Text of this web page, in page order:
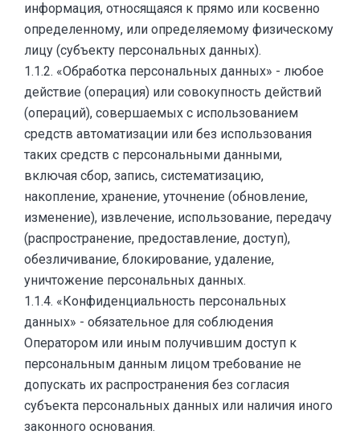
информация, относящаяся к прямо или косвенно
определенному, или определяемому физическому
лицу (субъекту персональных данных).
1.1.2. «Обработка персональных данных» - любое
действие (операция) или совокупность действий
(операций), совершаемых с использованием
средств автоматизации или без использования
таких средств с персональными данными,
включая сбор, запись, систематизацию,
накопление, хранение, уточнение (обновление,
изменение), извлечение, использование, передачу
(распространение, предоставление, доступ),
обезличивание, блокирование, удаление,
уничтожение персональных данных.
1.1.4. «Конфиденциальность персональных
данных» - обязательное для соблюдения
Оператором или иным получившим доступ к
персональным данным лицом требование не
допускать их распространения без согласия
субъекта персональных данных или наличия иного
законного основания.